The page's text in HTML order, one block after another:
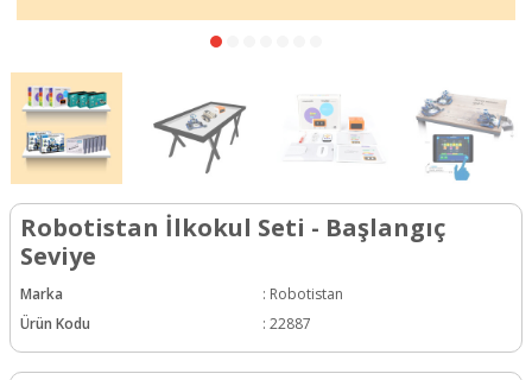
Robotistan İlkokul Seti - Başlangıç
Seviye
Marka : Robotistan
Ürün Kodu
: 22887